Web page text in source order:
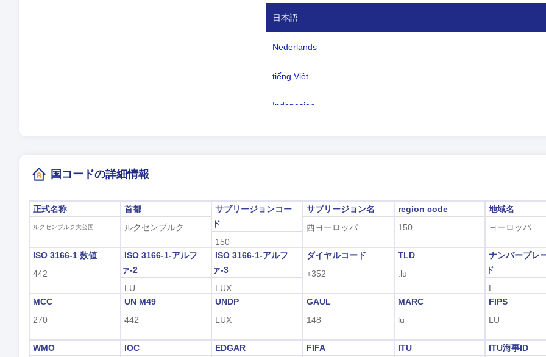
日本語
Nederlands
tiếng Việt
Indonesian
語))、フランス語 (公用語)、ドイツ語
タイムゾーン:
(ルクセンブルク)
国コードの詳細情報
正式名称
ルクセンブルク大公国
首都
ルクセンブルク
サブリージョンコー
ド
150
サブリージョン名
西ヨーロッパ
region code
150
地域名
ヨーロッパ
ISO 3166-1 数値
442
ISO 3166-1-アルフ
ァ-2
LU
ISO 3166-1-アルフ
ァ-3
LUX
ダイヤルコード
+352
TLD
.lu
ナンバープレ
ド
L
MCC
270
UN M49
442
UNDP
LUX
GAUL
148
MARC
lu
FIPS
LU
WMO
IOC
EDGAR
FIFA
ITU
ITU海事ID